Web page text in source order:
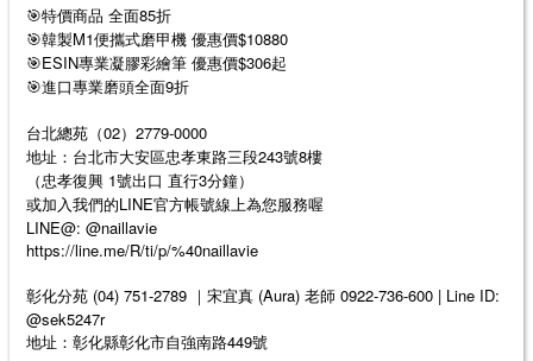
🎯特價商品 全面85折
🎯韓製M1便攜式磨甲機 優惠價$10880
🎯ESIN專業凝膠彩繪筆 優惠價$306起
🎯進口專業磨頭全面9折
台北總苑（02）2779-0000
地址：台北市大安區忠孝東路三段243號8樓
（忠孝復興 1號出口 直行3分鐘）
或加入我們的LINE官方帳號線上為您服務喔
LINE@: @naillavie
https://line.me/R/ti/p/%40naillavie
彰化分苑 (04) 751-2789 ｜宋宜真 (Aura) 老師 0922-736-600 | Line ID:
@sek5247r
地址：彰化縣彰化市自強南路449號